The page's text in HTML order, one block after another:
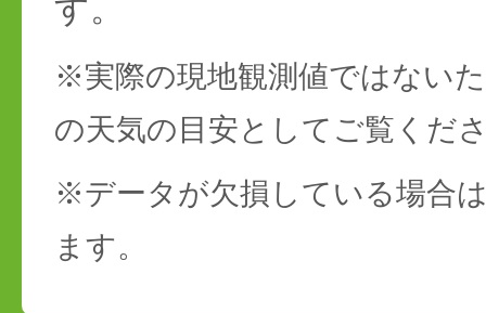
す。
※実際の現地観測値ではない
の天気の目安としてご覧くだ
※データが欠損している場合
ます。